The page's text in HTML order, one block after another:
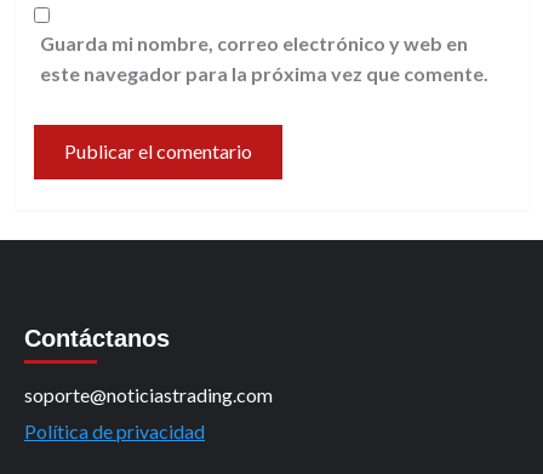
Guarda mi nombre, correo electrónico y web en
este navegador para la próxima vez que comente.
Contáctanos
soporte@noticiastrading.com
Política de privacidad